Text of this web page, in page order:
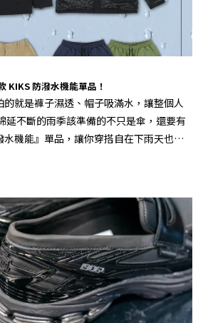
KIKS 防潑水機能單品！
就是褲子濕透、帽子吸滿水，讓整個人
延不斷的雨季該準備的不只是傘，還要有
機能』單品，讓你穿搭自在下雨天也能
潑水雙面穿無領外套這邊買：
雨水不易滲透，內層則是舒適的绗縫設
讓你無論晴天、雨天都能自在穿梭街
褲這邊買：https://lihi.cc/OAveu 機能布
不黏腿！簡約設計將重點放在面料上，
能舒適應對。 3. 防潑水草寫LOGO短褲
潮流與機能兼具的必收短褲！高機能
滲透，即使突如其來的雨勢也不怕濕透。